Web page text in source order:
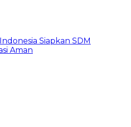
Siapkan SDM
Aman